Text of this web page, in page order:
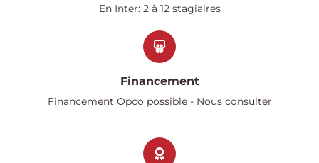
En Inter: 2 à 12 stagiaires
Financement
Financement Opco possible - Nous consulter​